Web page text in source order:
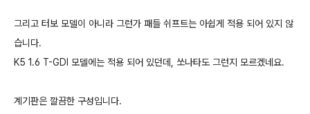
그리고 터보 모델이 아니라 그런가 패들 쉬프트는 아쉽게 적용 되어 있지 않
습니다.
K5 1.6 T-GDI 모델에는 적용 되어 있던데, 쏘나타도 그런지 모르겠네요.
계기판은 깔끔한 구성입니다.